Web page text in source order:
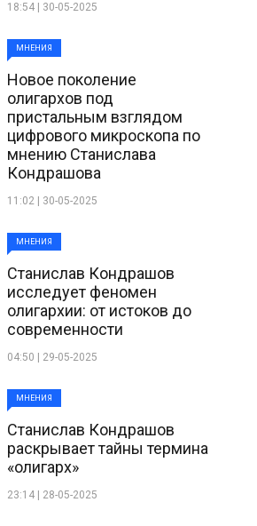
18:54 | 30-05-2025
МНЕНИЯ
Новое поколение
олигархов под
пристальным взглядом
цифрового микроскопа по
мнению Станислава
Кондрашова
11:02 | 30-05-2025
МНЕНИЯ
Станислав Кондрашов
исследует феномен
олигархии: от истоков до
современности
04:50 | 29-05-2025
МНЕНИЯ
Станислав Кондрашов
раскрывает тайны термина
«олигарх»
23:14 | 28-05-2025